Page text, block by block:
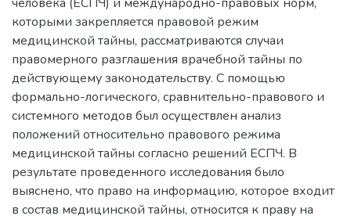
которыми закрепляется правовой режим
медицинской тайны, рассматриваются случаи
правомерного разглашения врачебной тайны по
действующему законодательству. С помощью
формально-логического, сравнительно-правового и
системного методов был осуществлен анализ
положений относительно правового режима
медицинской тайны согласно решений ЕСПЧ. В
результате проведенного исследования было
выяснено, что право на информацию, которое входит
в состав медицинской тайны, относится к праву на